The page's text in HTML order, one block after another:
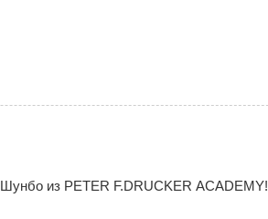
из PETER F.DRUCKER ACADEMY!